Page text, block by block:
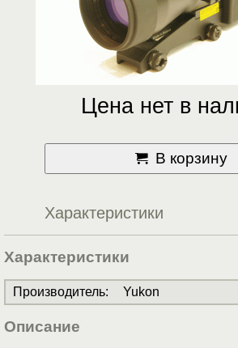
Цена нет в
В корзину
Характеристики
Характеристики
Производитель: Yukon
Описание